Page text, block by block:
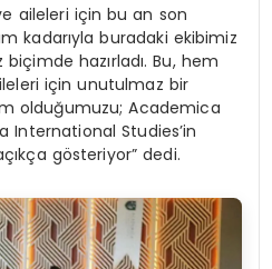
aileleri için bu an son
kadarıyla buradaki ekibimiz
hazırladı. Bu, hem
için unutulmaz bir
olduğumuzu; Academica
International Studies’in
gösteriyor” dedi.